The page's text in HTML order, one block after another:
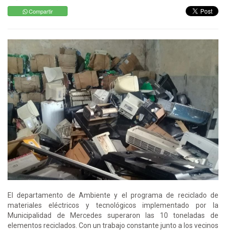
Compartir
El departamento de Ambiente y el programa de reciclado de
materiales eléctricos y tecnológicos implementado por la
Municipalidad de Mercedes superaron las 10 toneladas de
elementos reciclados. Con un trabajo constante junto a los vecinos